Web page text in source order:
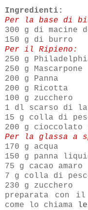
Ingredienti:
Per la base di
300 g di macine
150 g di burro
Per il Ripieno:
250 g
250 g Mascarpone
200 g Panna
200 g Ricotta
100 g zucchero
1 dl scarso di
15 g colla di
200 g cioccolato
Per la glassa a
170 g acqua
150 g panna
75 g cacao amaro
7 g colla di
230 g zucchero
preparata con il
come lo chiama